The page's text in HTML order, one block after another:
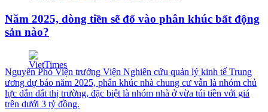
Năm 2025, dòng tiền sẽ đổ vào phân khúc bất động
sản nào?
Nguyên Phó Viện trưởng Viện Nghiên cứu quản lý kinh tế Trung
ương dự báo năm 2025, phân khúc nhà chung cư vẫn là nhóm chủ
lực dẫn dắt thị trường, đặc biệt là nhóm nhà ở vừa túi tiền với giá
trên dưới 3 tỷ đồng.